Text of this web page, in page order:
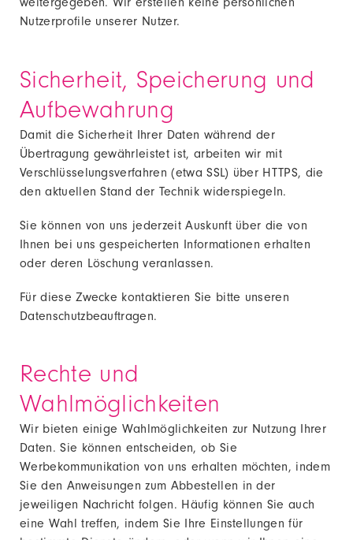
Nutzerprofile unserer Nutzer.
Sicherheit, Speicherung und
Aufbewahrung
Damit die Sicherheit Ihrer Daten während der
Übertragung gewährleistet ist, arbeiten wir mit
Verschlüsselungsverfahren (etwa SSL) über HTTPS, die
den aktuellen Stand der Technik widerspiegeln.
Sie können von uns jederzeit Auskunft über die von
Ihnen bei uns gespeicherten Informationen erhalten
oder deren Löschung veranlassen.
Für diese Zwecke kontaktieren Sie bitte unseren
Datenschutzbeauftragen.
Rechte und
Wahlmöglichkeiten
Wir bieten einige Wahlmöglichkeiten zur Nutzung Ihrer
Daten. Sie können entscheiden, ob Sie
Werbekommunikation von uns erhalten möchten, indem
Sie den Anweisungen zum Abbestellen in der
jeweiligen Nachricht folgen. Häufig können Sie auch
eine Wahl treffen, indem Sie Ihre Einstellungen für